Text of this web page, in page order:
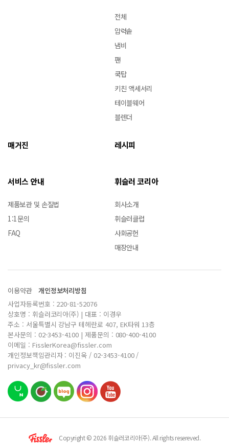
전체
압력솥
냄비
팬
쿡탑
키친 액세서리
테이블웨어
블렌더
매거진 레시피
서비스 안내
제품보관 및 손질법
1:1문의
FAQ
휘슬러 코리아
회사소개
휘슬러클럽
사회공헌
매장안내
이용약관
개인정보처리방침
사업자등록번호 : 220-81-52076
상호명 : 휘슬러코리아(주) | 대표 : 이경우
주소 : 서울특별시 강남구 테헤란로 407, EK타워 13층
본사문의 : 02-3453-4100 | 제품문의 : 080-400-4100
이메일 : FisslerKorea@fissler.com
개인정보책임관리자 : 이진욱 / 02-3453-4100 /
privacy_kr@fissler.com
Copyright © 2026 휘슬러코리아(주). All rights resereved.